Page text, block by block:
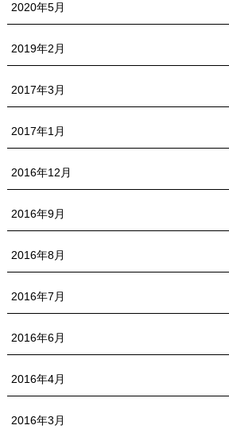
2020年5月
2019年2月
2017年3月
2017年1月
2016年12月
2016年9月
2016年8月
2016年7月
2016年6月
2016年4月
2016年3月